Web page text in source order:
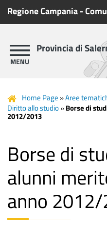
Regione Campania-
Provincia di
Home Page »Aree
Diritto allo studio»Borse di
2012/2013
Borse di
alunni
anno